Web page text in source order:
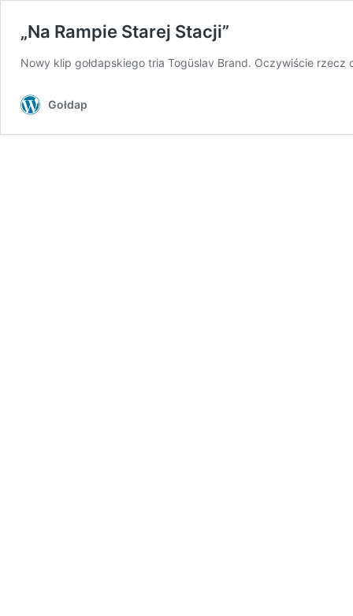
„Na Rampie Starej Stacji”
Nowy klip gołdapskiego tria Togüslav Brand. Oczywiście
Gołdap